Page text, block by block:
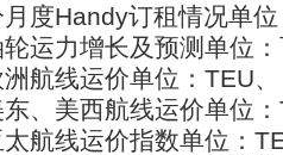
度Handy订租情况单
运力增长及预测单位
航线运价单位：TEU、
、美西航线运价单位
航线运价指数单位：